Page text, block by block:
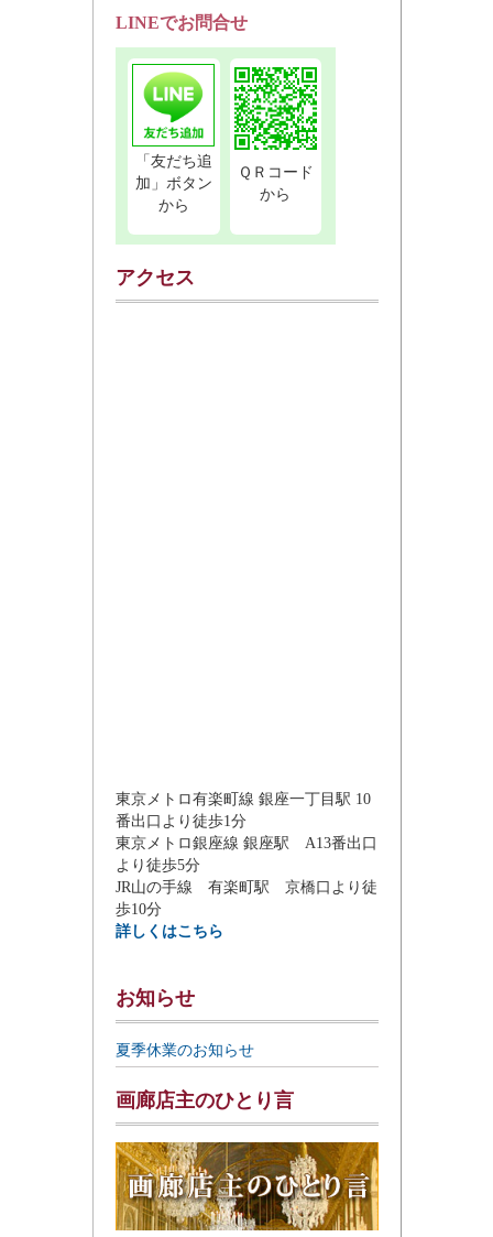
LINEでお問合せ
「友だち追
加」ボタン
から
ＱＲコード
から
アクセス
東京メトロ有楽町線 銀座一丁目駅 10
番出口より徒歩1分
東京メトロ銀座線 銀座駅 A13番出口
より徒歩5分
JR山の手線 有楽町駅 京橋口より徒
歩10分
詳しくはこちら
お知らせ
夏季休業のお知らせ
画廊店主のひとり言